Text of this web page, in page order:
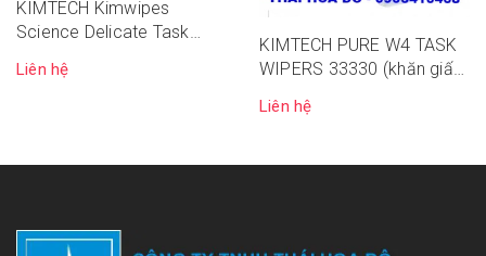
KIMTECH Kimwipes
Science Delicate Task
sạch 1 lớp)
Liên hệ
KIMTECH PURE W4 TASK
WIPERS 33330 (khăn giấy
Liên hệ